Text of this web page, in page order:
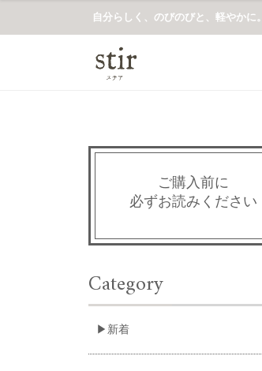
自分らしく、のびのびと、軽やかに。
ご購入前に
必ずお読みください
Category
▶新着